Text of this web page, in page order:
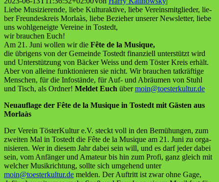
Lie­be Musi­zie­ren­de, lie­be Kul­tur­ak­ti­ve, lie­be Ver­eins­mit­glie­der, lie­
ber Freun­des­kreis Mor­laàs, lie­be Bezie­her unse­rer News­let­ter, lie­be
uns wohl­ge­neig­te Ver­ei­ne in Tostedt,
wir brau­chen Euch!
Am 21. Juni wol­len wir die Fête de la Musique,
die übri­gens von der Gemein­de Tostedt finan­zi­ell unter­stützt wird
und Unter­stüt­zung von Bäcker Weiss und dem Tös­ter Kreis erhält.
Aber von allei­ne funk­tio­nie­ren sie nicht. Wir brau­chen tat­kräf­ti­ge
Men­schen, für die Info­stän­de, für Auf- und Abräu­men von Stuhl
und Tisch, als Ord­ner! Mel­det Euch übermoin@toesterkultur.de
Neu­auf­la­ge der Fête de la Musi­que in Tostedt mit Gäs­ten aus
Morlaàs
Der Ver­ein Tös­ter­Kul­tur e.V. steckt voll in den Bemü­hun­gen, zum
zwei­ten Mal in Tostedt die Fête de la Musi­que am 21. Juni zu orga­
ni­sie­ren. Wer in die­sem Jahr dabei sein will, und es darf jeder dabei
sein, vom Anfän­ger und Ama­teur bis hin zum Pro­fi, ganz gleich mit
wel­cher Musik­rich­tung, soll­te sich umge­hend unter
moin@toesterkultur.de mel­den. Der Auf­tritt ist zwar ohne Gage,